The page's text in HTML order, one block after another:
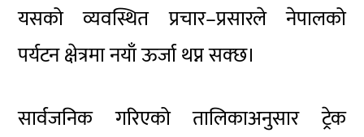
यसको व्यवस्थित प्रचार–प्रसारले नेपालको
पर्यटन क्षेत्रमा नयाँ ऊर्जा थप्न सक्छ।
सार्वजनिक गरिएको तालिकाअनुसार ट्रेक